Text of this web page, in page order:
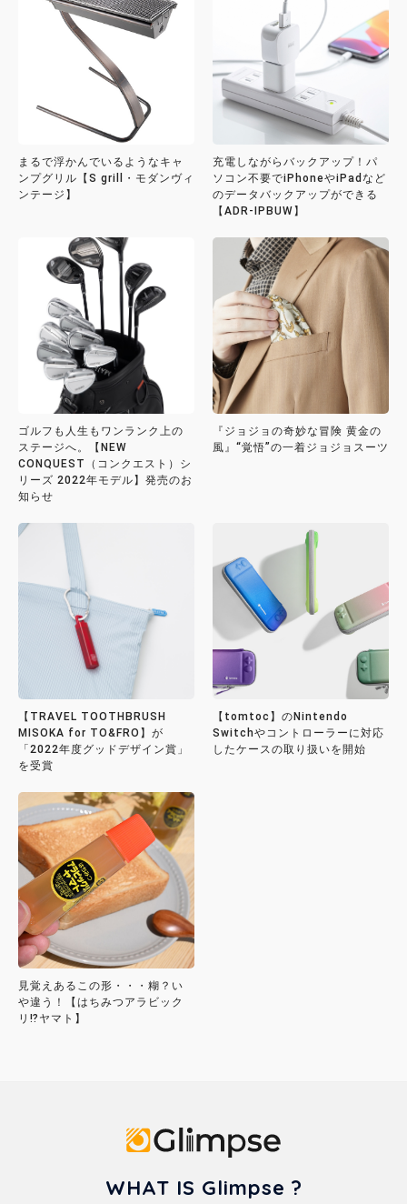
まるで浮かんでいるようなキャ
ンプグリル【S grill・モダンヴィ
ンテージ】
充電しながらバックアップ！パ
ソコン不要でiPhoneやiPadなど
のデータバックアップができる
【ADR-IPBUW】
ゴルフも人生もワンランク上の
ステージへ。【NEW
CONQUEST（コンクエスト）シ
リーズ 2022年モデル】発売のお
知らせ
『ジョジョの奇妙な冒険 黄金の
風』“覚悟”の一着ジョジョスーツ
【TRAVEL TOOTHBRUSH
MISOKA for TO&FRO】が
「2022年度グッドデザイン賞」
を受賞
【tomtoc】のNintendo
Switchやコントローラーに対応
したケースの取り扱いを開始
見覚えあるこの形・・・糊？い
や違う！【はちみつアラビック
リ⁉ヤマト】
WHAT IS Glimpse ?